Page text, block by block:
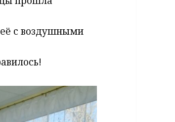
с воздушными